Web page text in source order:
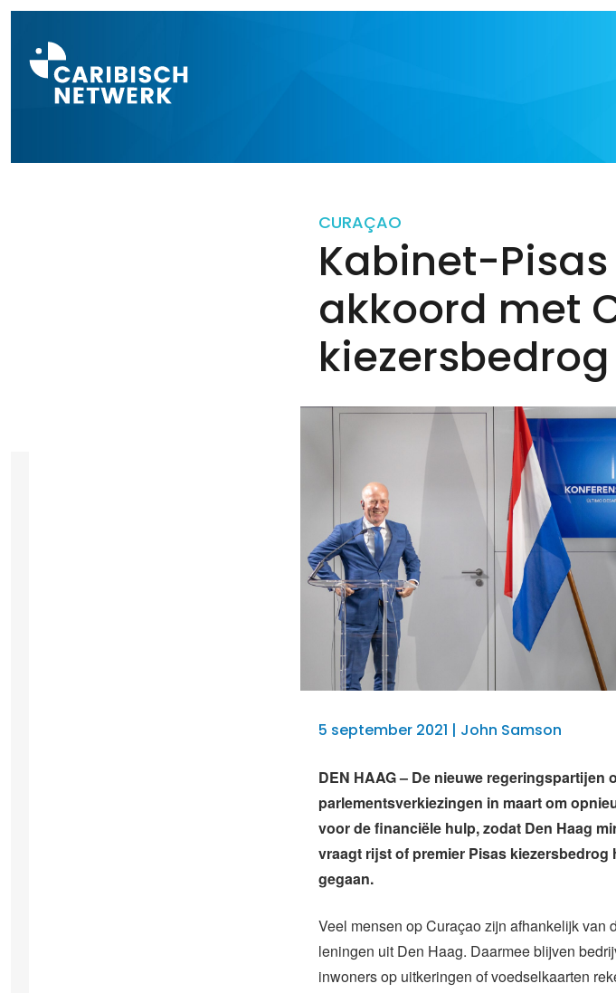
CURAÇAO
Kabinet-
akkoord met
5 september 2021 | John Samson
DEN HAAG – De nieuwe
parlementsverkiezingen in maart om
voor de financiële hulp, zodat Den Haag
vraagt rijst of premier Pisas
gegaan.
Veel mensen op Curaçao zijn afhankelijk
leningen uit Den Haag. Daarmee blijven
inwoners op uitkeringen of voedselkaarten